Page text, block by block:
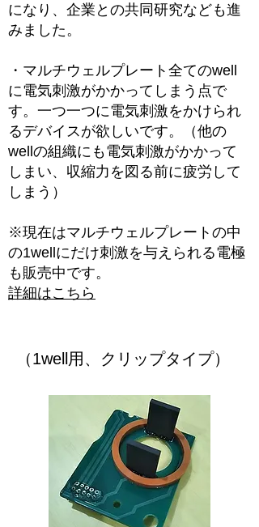
になり、企業との共同研究なども進
みました。
・マルチウェルプレート全てのwell
に電気刺激がかかってしまう点で
す。一つ一つに電気刺激をかけられ
るデバイスが欲しいです。（他の
wellの組織にも電気刺激がかかって
しまい、収縮力を図る前に疲労して
しまう）
※現在はマルチウェルプレートの中
の1wellにだけ刺激を与えられる電極
も販売中です。
詳細はこちら
（1well用、クリップタイプ）